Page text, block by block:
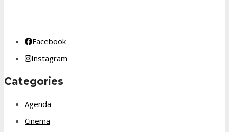
Facebook
Instagram
Categories
Agenda
Cinema